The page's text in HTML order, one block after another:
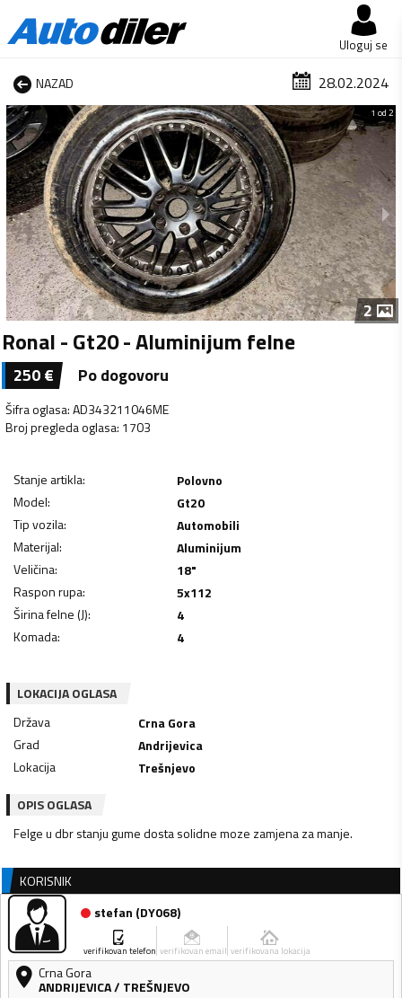
Uloguj se
NAZAD 28.02.2024
1 od 2
2
Ronal - Gt20 - Aluminijum felne
250€ Po dogovoru
Šifra oglasa:AD343211046ME
Broj pregleda oglasa: 1703
Stanje artikla:
Polovno
Model:
Gt20
Tip vozila:
Automobili
Materijal:
Aluminijum
Veličina:
18"
Raspon rupa:
5x112
Širina felne (J):
4
Komada: 4
LOKACIJA OGLASA
Država
Crna Gora
Grad
Andrijevica
Lokacija
Trešnjevo
OPIS OGLASA
Felge u dbr stanju gume dosta solidne moze zamjena za manje.
KORISNIK
stefan (DY068)
verifikovan telefon verifikovan email verifikovana lokacija
Crna Gora
ANDRIJEVICA/ TREŠNJEVO